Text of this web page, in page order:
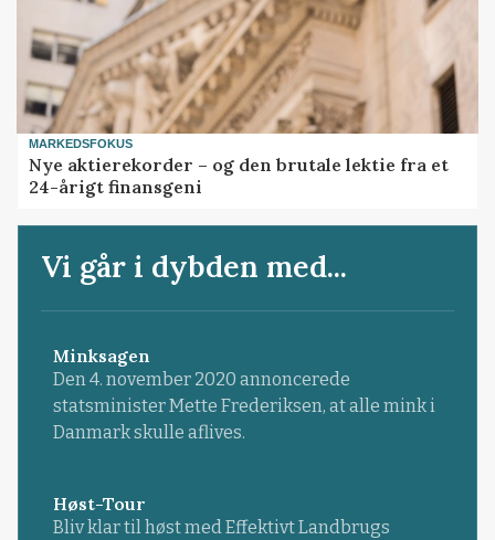
MARKEDSFOKUS
Nye aktierekorder – og den brutale lektie fra et
24-årigt finansgeni
Vi går i dybden med...
Minksagen
Den 4. november 2020 annoncerede
statsminister Mette Frederiksen, at alle mink i
Danmark skulle aflives.
Høst-Tour
Bliv klar til høst med Effektivt Landbrugs